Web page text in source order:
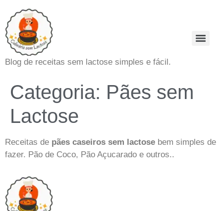
Blog de receitas sem lactose simples e fácil.
Categoria: Pães sem
Lactose
Receitas de pães caseiros sem lactose bem simples de
fazer. Pão de Coco, Pão Açucarado e outros..